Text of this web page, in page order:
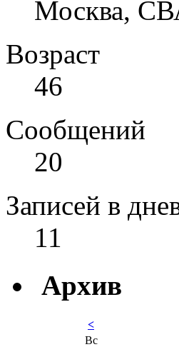
Москва,
Возраст
46
Сообщений
20
Записей в
11
Архив
<
Вс